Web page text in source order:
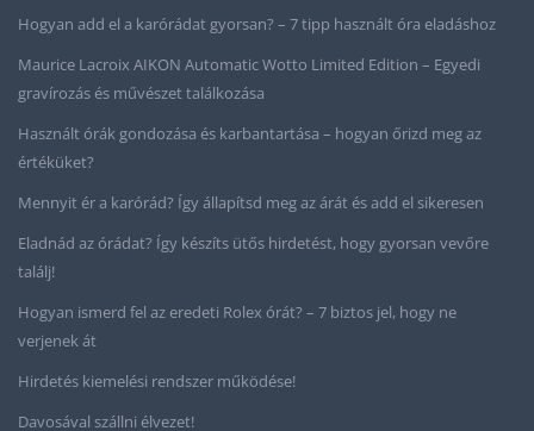
Hogyan add el a karórádat gyorsan? – 7 tipp használt óra eladáshoz
Maurice Lacroix AIKON Automatic Wotto Limited Edition – Egyedi
gravírozás és művészet találkozása
Használt órák gondozása és karbantartása – hogyan őrizd meg az
értéküket?
Mennyit ér a karórád? Így állapítsd meg az árát és add el sikeresen
Eladnád az órádat? Így készíts ütős hirdetést, hogy gyorsan vevőre
találj!
Hogyan ismerd fel az eredeti Rolex órát? – 7 biztos jel, hogy ne
verjenek át
Hirdetés kiemelési rendszer működése!
Davosával szállni élvezet!